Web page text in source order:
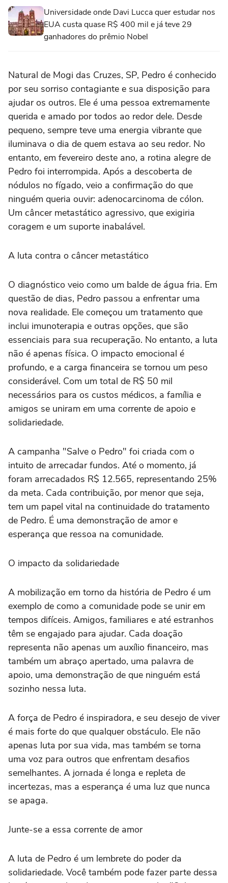
Universidade onde Davi Lucca quer estudar nos
EUA custa quase R$ 400 mil e já teve 29
ganhadores do prêmio Nobel
Natural de Mogi das Cruzes, SP, Pedro é conhecido
por seu sorriso contagiante e sua disposição para
ajudar os outros. Ele é uma pessoa extremamente
querida e amado por todos ao redor dele. Desde
pequeno, sempre teve uma energia vibrante que
iluminava o dia de quem estava ao seu redor. No
entanto, em fevereiro deste ano, a rotina alegre de
Pedro foi interrompida. Após a descoberta de
nódulos no fígado, veio a confirmação do que
ninguém queria ouvir: adenocarcinoma de cólon.
Um câncer metastático agressivo, que exigiria
coragem e um suporte inabalável.
A luta contra o câncer metastático
O diagnóstico veio como um balde de água fria. Em
questão de dias, Pedro passou a enfrentar uma
nova realidade. Ele começou um tratamento que
inclui imunoterapia e outras opções, que são
essenciais para sua recuperação. No entanto, a luta
não é apenas física. O impacto emocional é
profundo, e a carga financeira se tornou um peso
considerável. Com um total de R$ 50 mil
necessários para os custos médicos, a família e
amigos se uniram em uma corrente de apoio e
solidariedade.
A campanha "Salve o Pedro" foi criada com o
intuito de arrecadar fundos. Até o momento, já
foram arrecadados R$ 12.565, representando 25%
da meta. Cada contribuição, por menor que seja,
tem um papel vital na continuidade do tratamento
de Pedro. É uma demonstração de amor e
esperança que ressoa na comunidade.
O impacto da solidariedade
A mobilização em torno da história de Pedro é um
exemplo de como a comunidade pode se unir em
tempos difíceis. Amigos, familiares e até estranhos
têm se engajado para ajudar. Cada doação
representa não apenas um auxílio financeiro, mas
também um abraço apertado, uma palavra de
apoio, uma demonstração de que ninguém está
sozinho nessa luta.
A força de Pedro é inspiradora, e seu desejo de viver
é mais forte do que qualquer obstáculo. Ele não
apenas luta por sua vida, mas também se torna
uma voz para outros que enfrentam desafios
semelhantes. A jornada é longa e repleta de
incertezas, mas a esperança é uma luz que nunca
se apaga.
Junte-se a essa corrente de amor
A luta de Pedro é um lembrete do poder da
solidariedade. Você também pode fazer parte dessa